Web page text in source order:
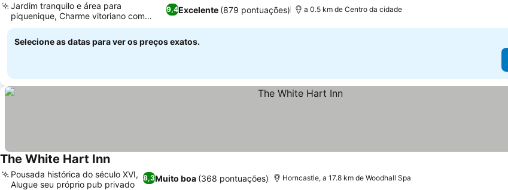
9,4Excelente (879 pontuações)
Jardim tranquilo e área para
piquenique, Charme vitoriano com
toques modernos
a 0.5 km de Centro da cidade
Selecione as datas para ver os preços exatos.
The White Hart Inn
8,3Muito boa (368 pontuações)
Pousada histórica do século XVI,
Alugue seu próprio pub privado
Horncastle, a 17.8 km de Woodhall Spa